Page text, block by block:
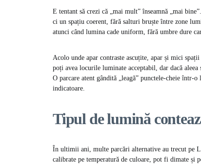
E tentant să crezi că „mai mult” înseamnă „mai
ci un spațiu coerent, fără salturi bruște între zone
atunci când lumina cade uniform, fără umbre dure
Acolo unde apar contraste ascuțite, apar și mici
poți avea locurile luminate acceptabil, dar dacă
O parcare atent gândită „leagă” punctele-cheie într-
indicatoare.
Tipul de lumină
În ultimii ani, multe parcări alternative au trecut pe
calibrate pe temperatură de culoare, pot fi dimate